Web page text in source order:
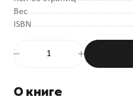
Вес
ISBN
О книге